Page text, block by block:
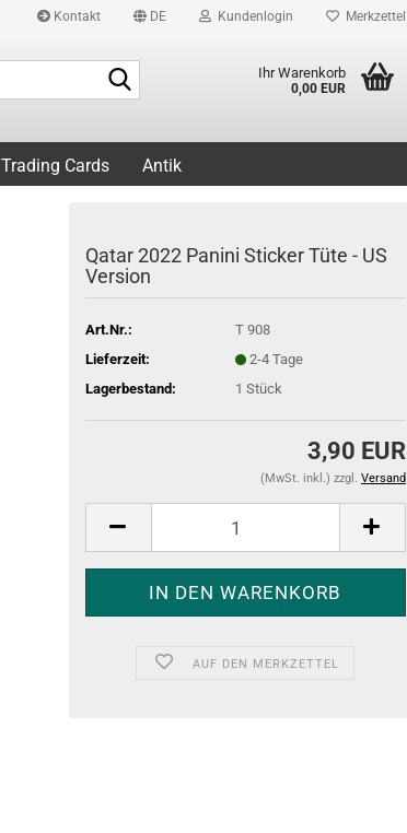
Kontakt DE Kundenlogin Merkzettel
Ihr Warenkorb
0,00 EUR
Trading Cards Antik
Qatar 2022 Panini Sticker Tüte - US
Version
Art.Nr.:
T 908
Lieferzeit:
2-4 Tage
Lagerbestand:
1 Stück
3,90 EUR
(MwSt. inkl.) zzgl. Versand
AUF DEN MERKZETTEL